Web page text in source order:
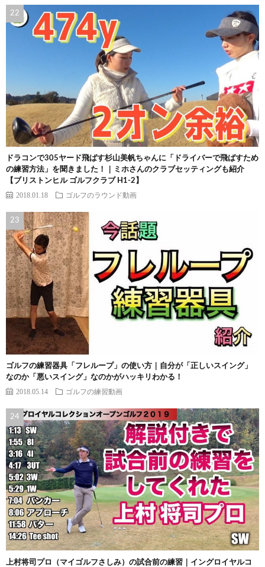
ドラコンで305ヤード飛ばす杉山美帆ちゃんに「ドライバーで飛ばすため
の練習方法」を聞きました！｜ミホさんのクラブセッティングも紹介
【ブリストンヒル ゴルフクラブ H1-2】
2018.01.18 ゴルフのラウンド動画
ゴルフの練習器具「フレループ」の使い方｜自分が「正しいスイング」
なのか「悪いスイング」なのかがハッキリわかる！
2018.05.14 ゴルフの練習動画
上村将司プロ（マイゴルフさしみ）の試合前の練習｜イングロイヤルコ